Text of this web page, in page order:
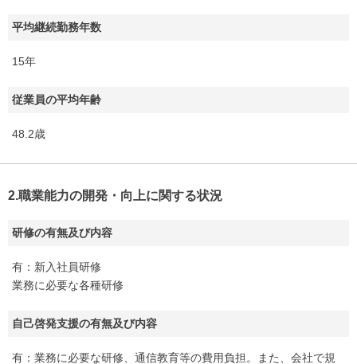
平均継続勤務年数
15年
従業員の平均年齢
48.2歳
2.職業能力の開発・向上に関する状況
研修の有無及び内容
有：新入社員研修
業務に必要な各種研修
自己啓発支援の有無及び内容
有：業務に必要な研修、通信教育等の費用負担。また、会社で規